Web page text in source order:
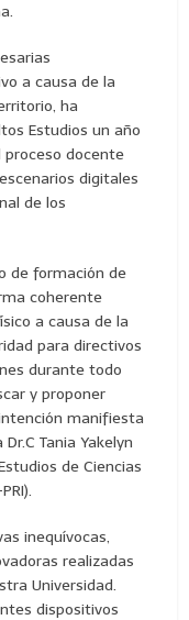
a causa de la
ha
Estudios un año
docente
digitales
de los
de formación de
coherente
a causa de la
para directivos
durante todo
y proponer
manifiesta
Tania Yakelyn
de Ciencias
inequívocas,
realizadas
Universidad.
dispositivos